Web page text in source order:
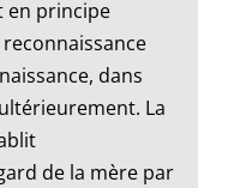
en principe
dans
La
de la mère par